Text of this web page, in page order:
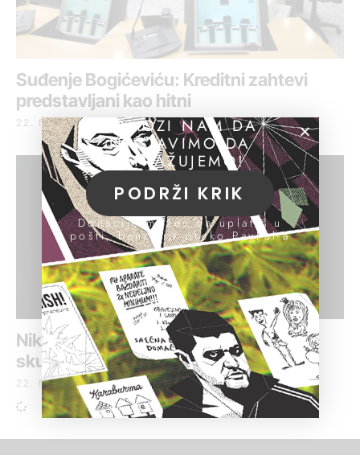
Suđenje Bogićeviću: Kreditni zahtevi
predstavljani kao hitni
22. februar 2017.
Nikodijević odbio da odgovori hoće li
skupština raspravljati o Savamali
22. februar 2017.
POMOZI NAM DA
NASTAVIMO DA
ISTRAŽUJEMO!
PODRŽI KRIK
Donacije možeš da uplatiš u
pošti, banci ili preko PayPal-a